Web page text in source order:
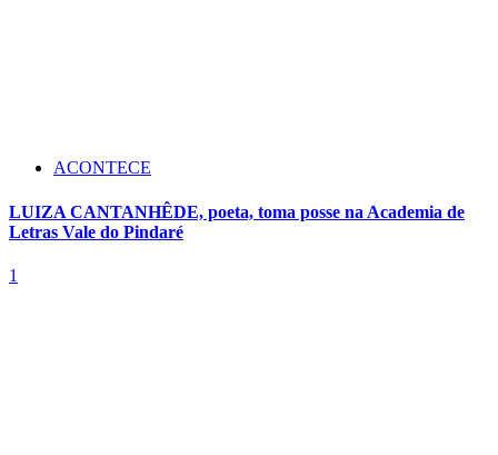
ACONTECE
LUIZA CANTANHÊDE, poeta, toma posse na Academia de
Letras Vale do Pindaré
1